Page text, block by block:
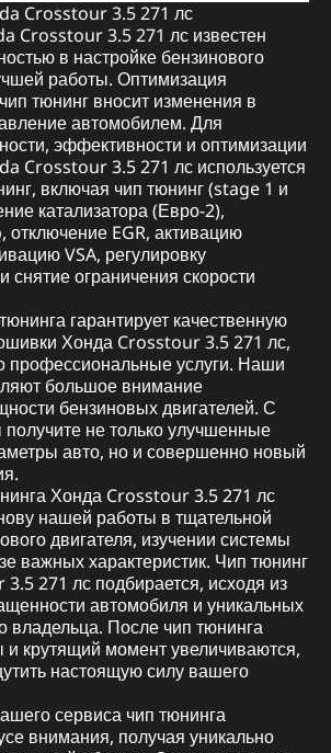
Crosstour 3.5 271 лс
Crosstour 3.5 271 лс известен
в настройке бензинового
работы. Оптимизация
тюнинг вносит изменения в
автомобилем. Для
эффективности и оптимизации
Crosstour 3.5 271 лс используется
включая чип тюнинг (stage 1 и
катализатора (Евро-2),
отключение EGR, активацию
VSA, регулировку
снятие ограничения скорости
гарантирует качественную
Хонда Crosstour 3.5 271 лс,
профессиональные услуги. Наши
большое внимание
бензиновых двигателей. С
не только улучшенные
авто, но и совершенно новый
Хонда Crosstour 3.5 271 лс
нашей работы в тщательной
двигателя, изучении системы
важных характеристик. Чип тюнинг
271 лс подбирается, исходя из
автомобиля и уникальных
владельца. После чип тюнинга
крутящий момент увеличиваются,
настоящую силу вашего
сервиса чип тюнинга
внимания, получая уникально